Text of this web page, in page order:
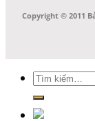
Copyright © 2011
Tìm
kiếm: